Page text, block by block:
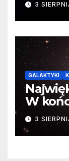
3
GALAKTYKI
W
3